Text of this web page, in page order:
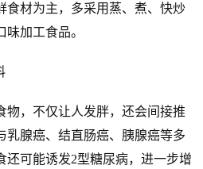
食材为主，多采用蒸、煮、快炒
加工食品。
物，不仅让人发胖，还会间接推
乳腺癌、结直肠癌、胰腺癌等多
还可能诱发2型糖尿病，进一步增